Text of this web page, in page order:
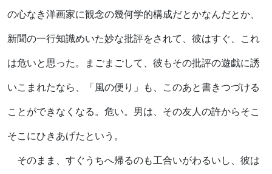
の心なき洋画家に観念の幾何学的構成だとかなんだとか、
新聞の一行知識めいた妙な批評をされて、彼はすぐ、これ
は危いと思った。まごまごして、彼もその批評の遊戯に誘
いこまれたなら、「風の便り」も、このあと書きつづける
ことができなくなる。危い。男は、その友人の許からそこ
そこにひきあげたという。
そのまま、すぐうちへ帰るのも工合いがわるいし、彼は